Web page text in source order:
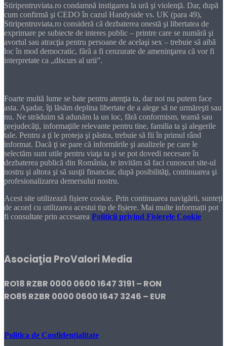
Stiripentruviata.ro condamnă instigarea la ură şi violenţă. Dar, după
cum confirmă şi CEDO în cazul Handyside vs. UK (para 49),
Stiripentruviata.ro consideră că dezbaterea onestă şi libertatea de
exprimare pe subiecte de interes public – printre care se numără şi
avortul sau atracţia pentru persoane de acelaşi sex – trebuie să aibă
loc în mod democratic, fără a fi cenzurate de ameninţarea că vor fi
interpretate ca „discurs al urii”.
Foarte multă lume se bate pentru atenţia ta, dar noi nu putem face
asta. Aşadar, îţi lăsăm deplina libertate de a alege să ne urmăreşti sau
nu. Ne străduim să adunăm la un loc, fără conformism, teamă sau
prejudecăţi, informaţiile relevante pentru tine, familia ta şi alegerile
tale. Pentru a ţi le proteja şi păstra, trebuie să fii în primul rând
informat. Dacă ţi se pare că informările şi analizele pe care le
selectăm sunt utile pentru viaţa ta şi se pot dovedi necesare în
dezbaterea publică din România, te invităm să faci cunoscut site-ul
nostru şi altora şi să susţii financiar, după posibilităţi, continuarea şi
profesionalizarea demersului nostru.
Acest site utilizează fișiere cookie. Prin continuarea navigării, sunteți
de acord cu utilizarea acestui tip de fișiere. Mai multe informații pot
fi consultate prin accesarea Politicii privind Fișierele Cookie
Asociaţia ProValori Media
RO18 RZBR 0000 0600 1647 3191 – RON
RO85 RZBR 0000 0600 1647 3246 – EUR
Politica de Confidențialitate